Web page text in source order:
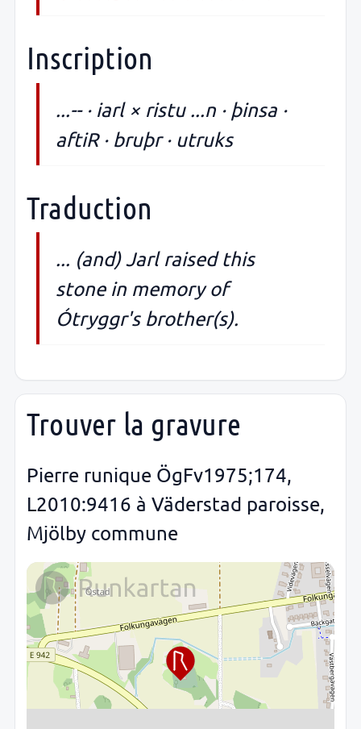
Inscription
...-- · iarl × ristu ...n · þinsa ·
aftiR · bruþr · utruks
Traduction
... (and) Jarl raised this
stone in memory of
Ótryggr's brother(s).
Trouver la gravure
Pierre runique ÖgFv1975;174,
L2010:9416 à Väderstad paroisse,
Mjölby commune